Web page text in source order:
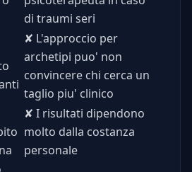
di traumi seri
✘ L'approccio per
archetipi puo' non
convincere chi cerca un
taglio piu' clinico
✘ I risultati dipendono
molto dalla costanza
personale